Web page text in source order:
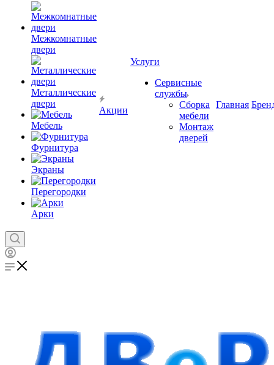
Межкомнатные
двери
Металлические
двери
Мебель
Фурнитура
Экраны
Перегородки
Арки
Акции
Услуги
Сервисные
службы
Сборка
мебели
Монтаж
дверей
Главная